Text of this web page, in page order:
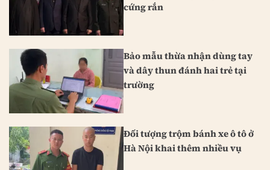
cứng rắn
Bảo mẫu thừa nhận dùng tay
và dây thun đánh hai trẻ tại
trường
Đối tượng trộm bánh xe ô tô ở
Hà Nội khai thêm nhiều vụ